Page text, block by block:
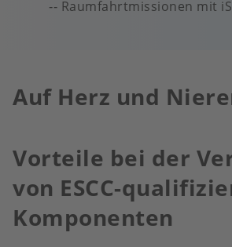
Raumfahrtmissionen mit
Auf Herz und
Vorteile bei der
von ESCC-
Komponenten